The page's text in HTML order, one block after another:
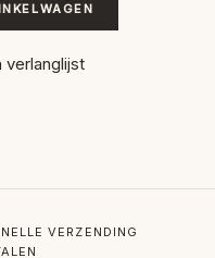
verlanglijst
VERZENDING